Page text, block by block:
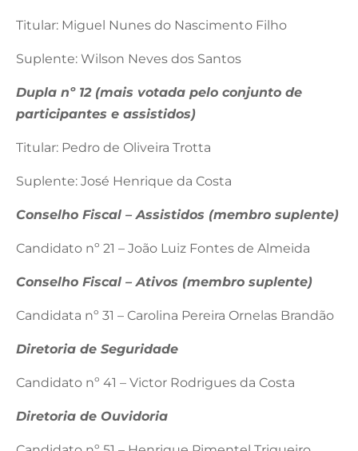
Titular: Miguel Nunes do Nascimento Filho
Suplente: Wilson Neves dos Santos
Dupla nº 12 (mais votada pelo conjunto de
participantes e assistidos)
Titular: Pedro de Oliveira Trotta
Suplente: José Henrique da Costa
Conselho Fiscal – Assistidos (membro suplente)
Candidato nº 21 – João Luiz Fontes de Almeida
Conselho Fiscal – Ativos (membro suplente)
Candidata nº 31 – Carolina Pereira Ornelas Brandão
Diretoria de Seguridade
Candidato nº 41 – Victor Rodrigues da Costa
Diretoria de Ouvidoria